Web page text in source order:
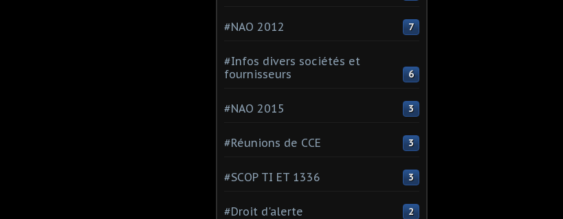
#NAO 2012 7
#Infos divers sociétés et
fournisseurs
6
#NAO 2015 3
#Réunions de CCE 3
#SCOP TI ET 1336 3
#Droit d'alerte 2